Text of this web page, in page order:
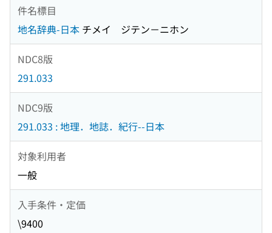
件名標目
地名辞典-日本 チメイ ジテン－ニホン
NDC8版
291.033
NDC9版
291.033 : 地理．地誌．紀行--日本
対象利用者
一般
入手条件・定価
\9400